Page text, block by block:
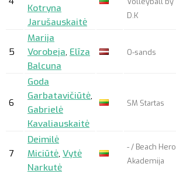
Kotryna
Jarušauskaitė
D.K
5
Marija
Vorobeja, Elīza
Balcuna
O-sands
6
Goda
Garbatavičiūtė,
Gabrielė
Kavaliauskaitė
SM Startas
7
Deimilė
Miciūtė, Vytė
Narkutė
- / Beach Hero
Akademija